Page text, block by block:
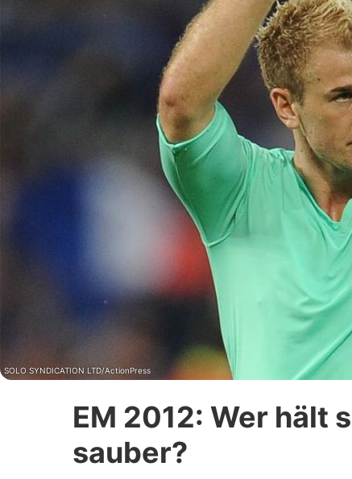
Alle
App
SOLO SYNDICATION LTD/ActionPress
EM 2012: Wer hält
sauber?